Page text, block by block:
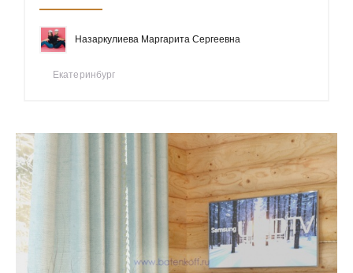
Назаркулиева Маргарита Сергеевна
Екатеринбург